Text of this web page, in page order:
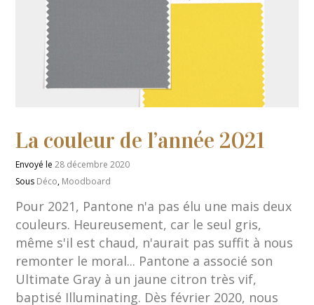
La couleur de l’année 2021
Envoyé le28 décembre 2020
Sous Déco, Moodboard
Pour 2021, Pantone n'a pas élu une mais deux
couleurs. Heureusement, car le seul gris,
même s'il est chaud, n'aurait pas suffit à nous
remonter le moral... Pantone a associé son
Ultimate Gray à un jaune citron très vif,
baptisé Illuminating. Dès février 2020, nous